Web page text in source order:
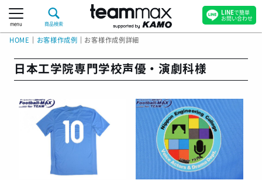
menu 商品検索
HOME お客様作成例 お客様作成例詳細
日本工学院専門学校声優・演劇科様
LINEで簡単
お問い合わせ